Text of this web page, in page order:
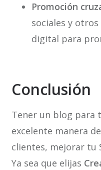
Promoción
sociales y
digital para
Conclusión
Tener un blog para
excelente manera
clientes, mejorar tu
Ya sea que elijas